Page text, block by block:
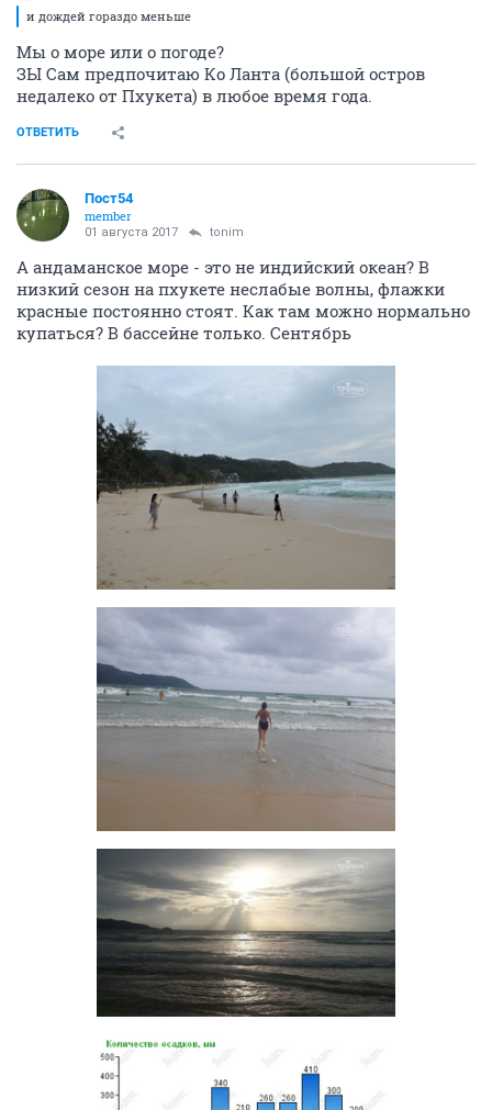
и дождей гораздо меньше
Мы о море или о погоде?
ЗЫ Сам предпочитаю Ко Ланта (большой остров
недалеко от Пхукета) в любое время года.
ОТВЕТИТЬ
Пост54
member
01 августа 2017 tonim
А андаманское море - это не индийский океан? В
низкий сезон на пхукете неслабые волны, флажки
красные постоянно стоят. Как там можно нормально
купаться? В бассейне только. Сентябрь